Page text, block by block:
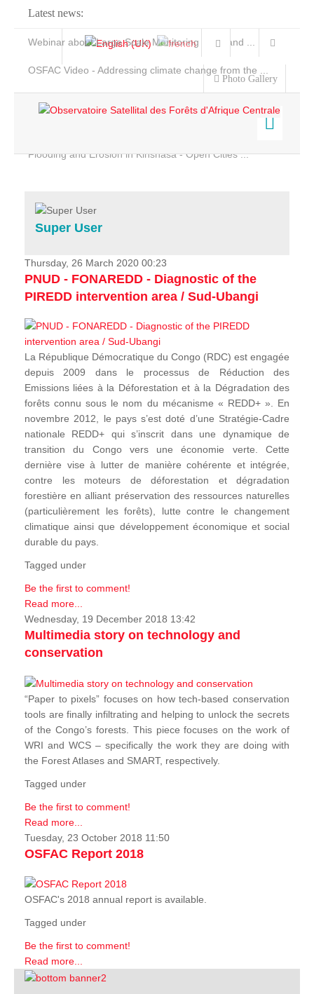
Latest news:
Webinar about Large Scale Monitoring and Land ...
OSFAC Video - Addressing climate change from the ...
Flooding and Erosion in Kinshasa - Open Cities ...
Photo Gallery
Home
Services
Projects
News & Stories
Super User
Thursday, 26 March 2020 00:23
PNUD - FONAREDD - Diagnostic of the
PIREDD intervention area / Sud-Ubangi
La République Démocratique du Congo (RDC) est engagée
depuis 2009 dans le processus de Réduction des
Emissions liées à la Déforestation et à la Dégradation des
forêts connu sous le nom du mécanisme « REDD+ ». En
novembre 2012, le pays s’est doté d’une Stratégie-Cadre
nationale REDD+ qui s’inscrit dans une dynamique de
transition du Congo vers une économie verte. Cette
dernière vise à lutter de manière cohérente et intégrée,
contre les moteurs de déforestation et dégradation
forestière en alliant préservation des ressources naturelles
(particulièrement les forêts), lutte contre le changement
climatique ainsi que développement économique et social
durable du pays.
Tagged under
Be the first to comment!
Read more...
Wednesday, 19 December 2018 13:42
Multimedia story on technology and
conservation
“Paper to pixels” focuses on how tech-based conservation
tools are finally infiltrating and helping to unlock the secrets
of the Congo’s forests. This piece focuses on the work of
WRI and WCS – specifically the work they are doing with
the Forest Atlases and SMART, respectively.
Tagged under
Be the first to comment!
Read more...
Tuesday, 23 October 2018 11:50
OSFAC Report 2018
OSFAC's 2018 annual report is available.
Tagged under
Be the first to comment!
Read more...